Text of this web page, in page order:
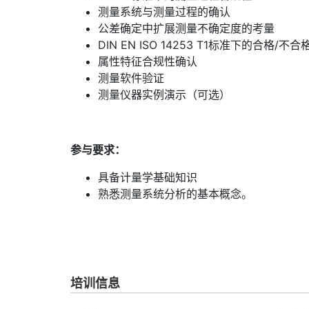
测量系统与测量过程的确认
公差确定中扩展测量不确定度的考量
DIN EN ISO 14253 T1标准下的合格/不合
属性特征合规性确认
测量软件验证
测量仪器实例演示（可选）
参与要求：
具备计量学基础知识
熟悉测量系统分析的基本概念。
培训信息